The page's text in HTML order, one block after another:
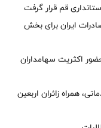
قم قرار گرفت
صادرات ایران برای بخش
اکثریت سهامداران
همراه زائران اربعین